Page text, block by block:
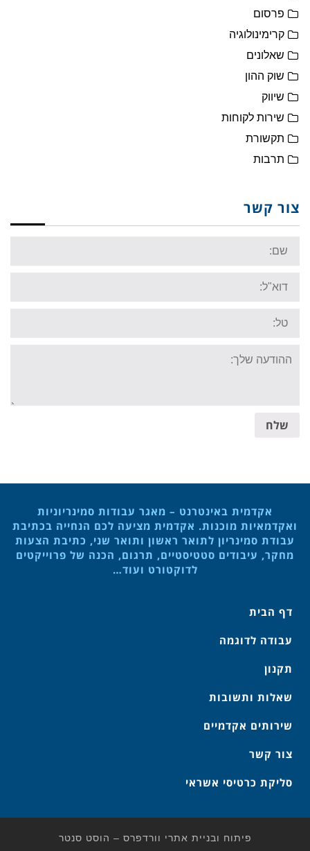
פרסום
קרימינולוגיה
שאלונים
שוק ההון
שיווק
שירות לקוחות
תקשורת
תרבות
צור קשר
Name:
Email:
Tel:
Your
message:
שלח
אקדמית באינטרנט – מאגר עבודות סמינריוניות
ואקדמאיות מוכנות. אקדמית מציעה לכם הנחייה בכתיבת
עבודת סמינריון לתואר ראשון ותואר שני, כתיבת הצעות
מחקר, עיבודים סטטיסטיים, תרגום, הכנה של פרוייקטים
לדוקטורט ועוד…
דף הבית
עבודה לדוגמה
תקנון
שאלות ותשובות
שירותים אקדמיים
צור קשר
סליקת כרטיסי אשראי
פיתוח ובניית אתרי וורדפרס – הוסט סנטר